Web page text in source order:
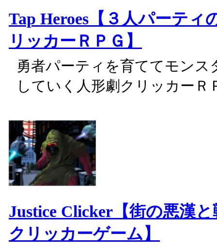
Tap Heroes【３人パーティ
リッカーＲＰＧ】
勇者パーティを育ててモンス
していく人形劇クリッカーＲ
Justice Clicker【街の悪漢
クリッカーゲーム】